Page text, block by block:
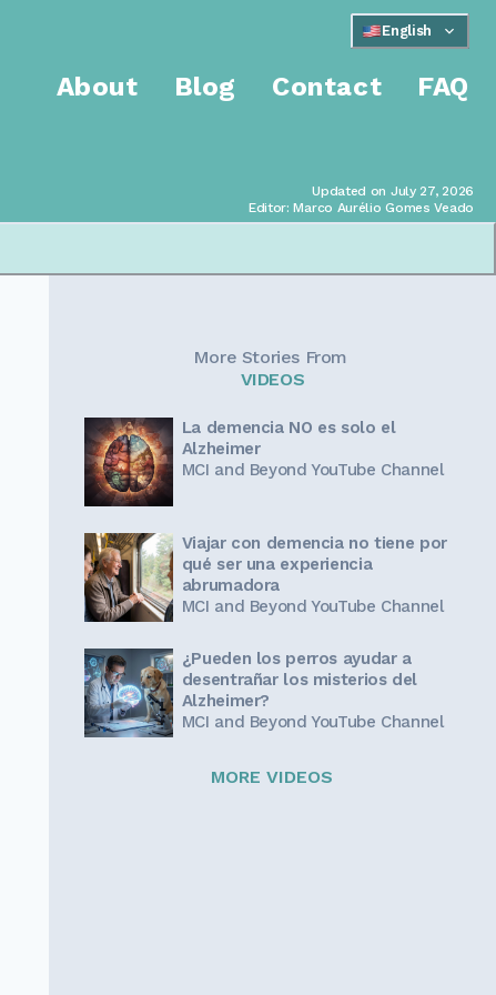
English
Updated on July 27, 2026
Editor: Marco Aurélio Gomes Veado
About Blog Contact FAQ
More Stories From
VIDEOS
La demencia NO es solo el
Alzheimer
MCI and Beyond YouTube Channel
Viajar con demencia no tiene por
qué ser una experiencia
abrumadora
MCI and Beyond YouTube Channel
¿Pueden los perros ayudar a
desentrañar los misterios del
Alzheimer?
MCI and Beyond YouTube Channel
MORE VIDEOS